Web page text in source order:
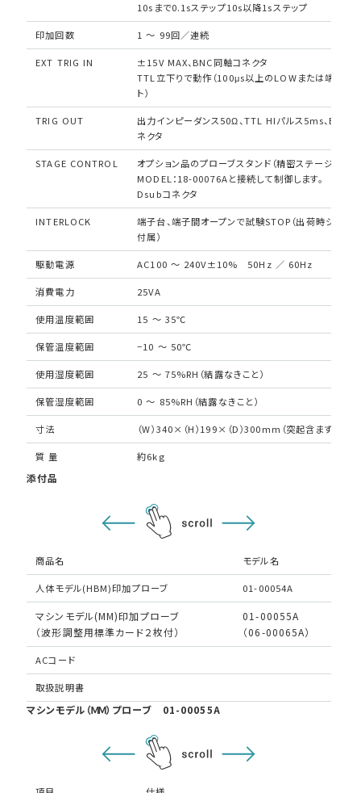
10sまで0.1sステップ10s以降1sステップ
印加回数 1 ～ 99回／連続
EXT TRIG IN
±15V MAX、BNC同軸コネクタ
TTL立下りで動作（100μs以上のLOWまたは端子間
ト）
TRIG OUT
出力インピーダンス50Ω、TTL HIパルス5ms、BNC
ネクタ
STAGE CONTROL
オプション品のプローブスタンド（精密ステージタイプ
MODEL：18-00076Aと接続して制御します。
Dsubコネクタ
INTERLOCK
端子台、端子間オープンで試験STOP（出荷時ショー
付属）
駆動電源 AC100 ～ 240V±10% 50Hz ／ 60Hz
消費電力 25VA
使用温度範囲 15 ～ 35℃
保管温度範囲 −10 ～ 50℃
使用湿度範囲 25 ～ 75%RH（結露なきこと）
保管湿度範囲 0 ～ 85%RH（結露なきこと）
寸法 （W）340×（H）199×（D）300mm（突起含まず）
質 量 約6kg
添付品
商品名 モデル名
人体モデル(HBM)印加プローブ 01-00054A
マシンモデル(MM)印加プローブ
（波形調整用標準カード２枚付）
01-00055A
（06-00065A）
ACコード
取扱説明書
マシンモデル（ＭＭ）プローブ 01-00055A